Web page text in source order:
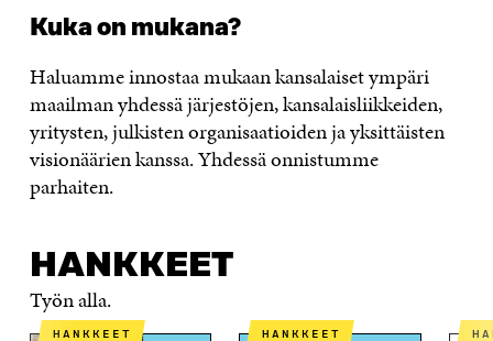
Kuka on mukana?
Haluamme innostaa mukaan kansalaiset ympäri
maailman yhdessä järjestöjen, kansalaisliikkeiden,
yritysten, julkisten organisaatioiden ja yksittäisten
visionäärien kanssa. Yhdessä onnistumme
parhaiten.
HANKKEET
Työn alla.
HANKKEET HANKKEET